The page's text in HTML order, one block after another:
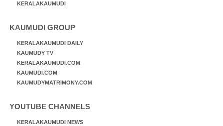
KERALAKAUMUDI
KAUMUDI GROUP
KERALAKAUMUDI DAILY
KAUMUDY TV
KERALAKAUMUDI.COM
KAUMUDI.COM
KAUMUDYMATRIMONY.COM
YOUTUBE CHANNELS
KERALAKAUMUDI NEWS